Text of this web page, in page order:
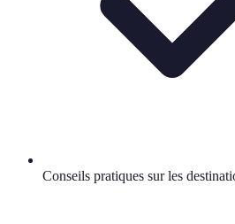
Conseils pratiques sur les